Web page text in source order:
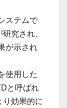
ステムで
究され、
が示され
使用した
と呼ばれ
り効果的に